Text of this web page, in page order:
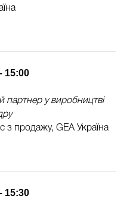
15:00
партнер у виробництві
продажу, GEA Україна
15:30